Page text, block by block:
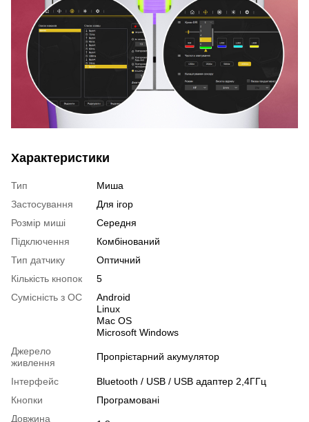
Характеристики
Тип
Миша
Застосування
Для ігор
Розмір миші
Середня
Підключення
Комбінований
Тип датчику
Оптичний
Кількість кнопок
5
Сумісність з ОС
Android
Linux
Mac OS
Microsoft Windows
Джерело
живлення
Пропрієтарний акумулятор
Інтерфейс
Bluetooth / USB / USB адаптер 2,4ГГц
Кнопки
Програмовані
Довжина